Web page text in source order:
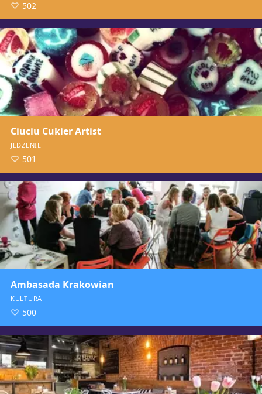
502
Ciuciu Cukier Artist
JEDZENIE
501
Ambasada Krakowian
KULTURA
500